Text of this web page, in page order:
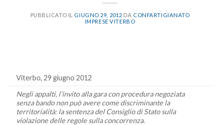
PUBBLICATO IL GIUGNO 29, 2012 DA CONFARTIGIANATO
IMPRESE VITERBO
Viterbo, 29 giugno 2012
Negli appalti, l’invito alla gara con procedura negoziata
senza bando non può avere come discriminante la
territorialità: la sentenza del Consiglio di Stato sulla
violazione delle regole sulla concorrenza.